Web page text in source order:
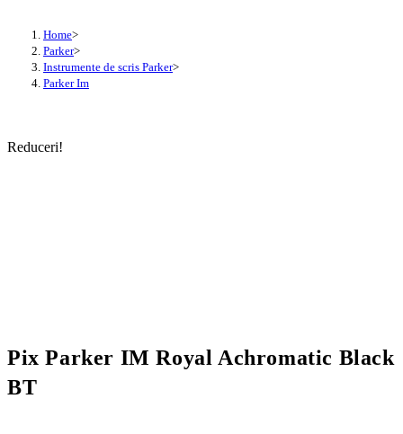
Home>
Parker>
Instrumente de scris Parker>
Parker Im
Reduceri!
Pix Parker IM Royal Achromatic Black
BT